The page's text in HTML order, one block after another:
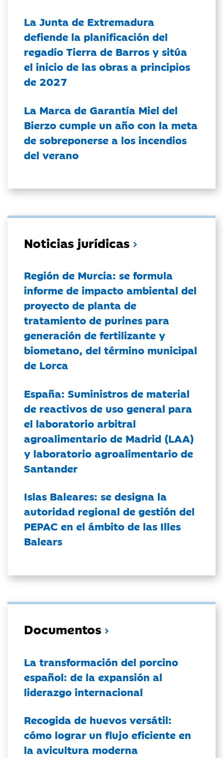
La Junta de Extremadura
defiende la planificación del
regadío Tierra de Barros y sitúa
el inicio de las obras a principios
de 2027
La Marca de Garantía Miel del
Bierzo cumple un año con la meta
de sobreponerse a los incendios
del verano
Noticias jurídicas
Región de Murcia: se formula
informe de impacto ambiental del
proyecto de planta de
tratamiento de purines para
generación de fertilizante y
biometano, del término municipal
de Lorca
España: Suministros de material
de reactivos de uso general para
el laboratorio arbitral
agroalimentario de Madrid (LAA)
y laboratorio agroalimentario de
Santander
Islas Baleares: se designa la
autoridad regional de gestión del
PEPAC en el ámbito de las Illes
Balears
Documentos
La transformación del porcino
español: de la expansión al
liderazgo internacional
Recogida de huevos versátil:
cómo lograr un flujo eficiente en
la avicultura moderna